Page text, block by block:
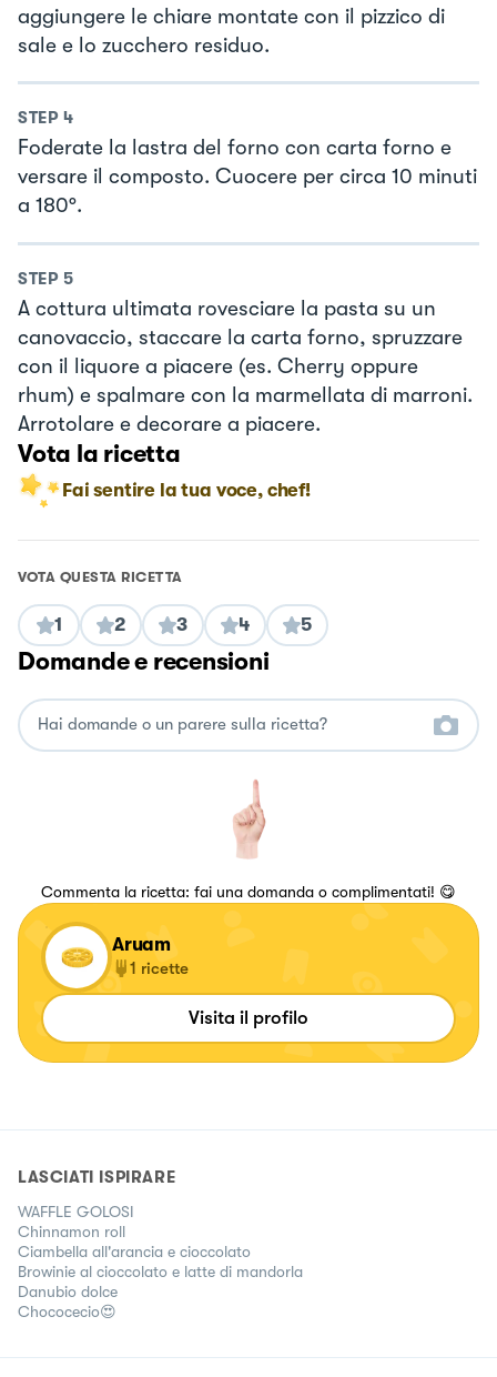
aggiungere le chiare montate con il pizzico di
sale e lo zucchero residuo.
STEP 4
Foderate la lastra del forno con carta forno e
versare il composto. Cuocere per circa 10 minuti
a 180°.
STEP 5
A cottura ultimata rovesciare la pasta su un
canovaccio, staccare la carta forno, spruzzare
con il liquore a piacere (es. Cherry oppure
rhum) e spalmare con la marmellata di marroni.
Arrotolare e decorare a piacere.
Vota la ricetta
Fai sentire la tua voce, chef!
VOTA QUESTA RICETTA
1 2 3 4 5
Domande e recensioni
Commenta la ricetta: fai una domanda o complimentati! 😋
Aruam
1 ricette
Visita il profilo
LASCIATI ISPIRARE
WAFFLE GOLOSI
Chinnamon roll
Ciambella all'arancia e cioccolato
Browinie al cioccolato e latte di mandorla
Danubio dolce
Chococecio😍